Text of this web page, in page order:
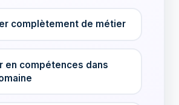
complètement de métier
en compétences dans